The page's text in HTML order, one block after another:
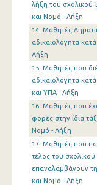
λήξη του
και Νομό - Λήξη
14. Μαθητές
αδικαιολόγητα
Λήξη
15. Μαθητές που
αδικαιολόγητα
και ΥΠΑ - Λήξη
16. Μαθητές που
φορές στην ίδια
Νομό - Λήξη
17. Μαθητές που
τέλος του
επαναλαμβάνουν
και Νομό - Λήξη